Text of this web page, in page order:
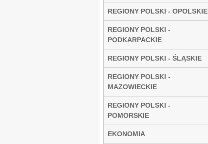
REGIONY POLSKI - OPOLSKIE
REGIONY POLSKI -
PODKARPACKIE
REGIONY POLSKI - ŚLĄSKIE
REGIONY POLSKI -
MAZOWIECKIE
REGIONY POLSKI -
POMORSKIE
EKONOMIA